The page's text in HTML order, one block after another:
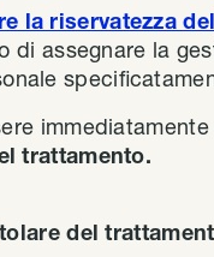
la riservatezza
di assegnare la
trattamento.
del